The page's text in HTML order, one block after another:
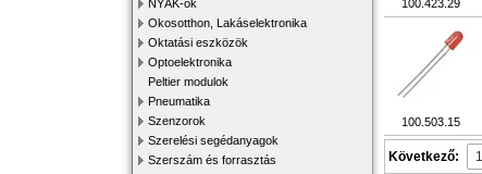
NYÁK-ok
Okosotthon, Lakáselektronika
Oktatási eszközök
Optoelektronika
Peltier modulok
Pneumatika
Szenzorok
Szerelési segédanyagok
Szerszám és forrasztás
100.423.29
100.503.15
Következő: